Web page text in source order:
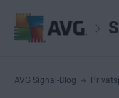
AVG Signal-Blog